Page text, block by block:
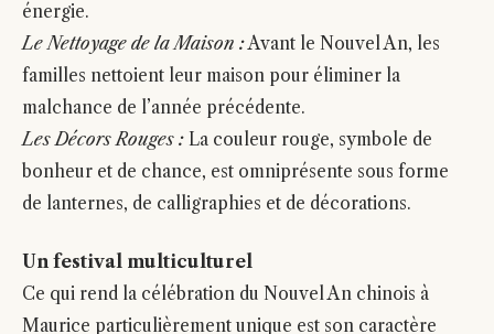
énergie.
Le Nettoyage de la Maison :Avant le Nouvel An, les
familles nettoient leur maison pour éliminer la
malchance de l’année précédente.
Les Décors Rouges : La couleur rouge, symbole de
bonheur et de chance, est omniprésente sous forme
de lanternes, de calligraphies et de décorations.
Un festival multiculturel
Ce qui rend la célébration du Nouvel An chinois à
Maurice particulièrement unique est son caractère